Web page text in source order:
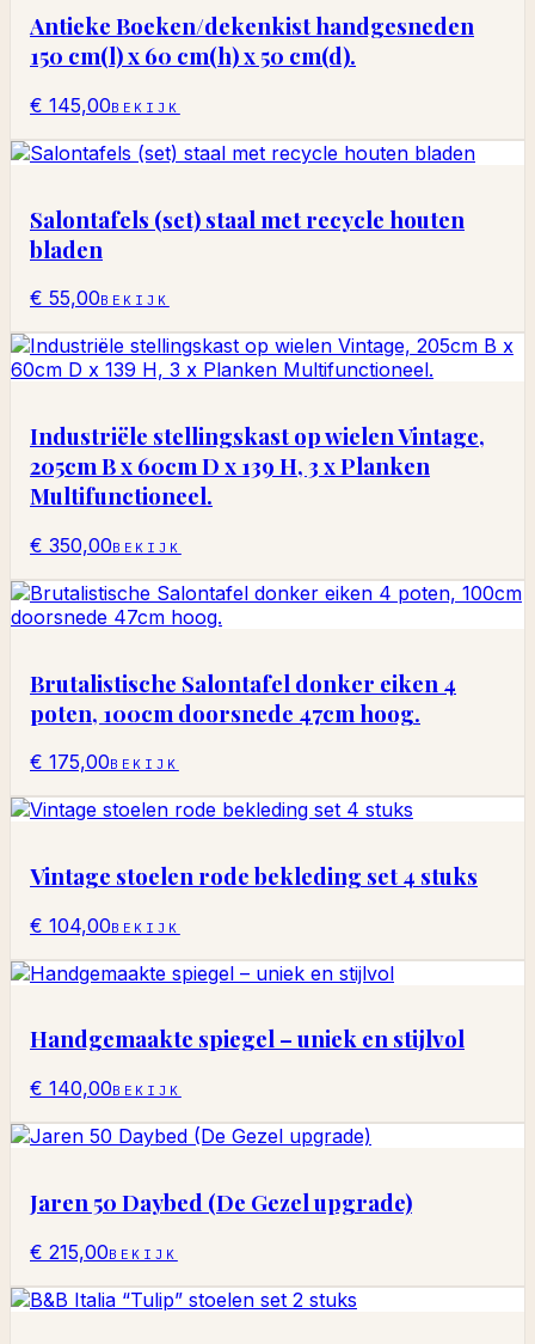
Antieke Boeken/dekenkist handgesneden
150 cm(l) x 60 cm(h) x 50 cm(d).
€ 145,00BEKIJK
Salontafels (set) staal met recycle houten
bladen
€ 55,00BEKIJK
Industriële stellingskast op wielen Vintage,
205cm B x 60cm D x 139 H, 3 x Planken
Multifunctioneel.
€ 350,00BEKIJK
Brutalistische Salontafel donker eiken 4
poten, 100cm doorsnede 47cm hoog.
€ 175,00BEKIJK
Vintage stoelen rode bekleding set 4 stuks
€ 104,00BEKIJK
Handgemaakte spiegel – uniek en stijlvol
€ 140,00BEKIJK
Jaren 50 Daybed (De Gezel upgrade)
€ 215,00BEKIJK